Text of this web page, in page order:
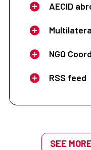
AECID
NGO
RSS feed
SEE